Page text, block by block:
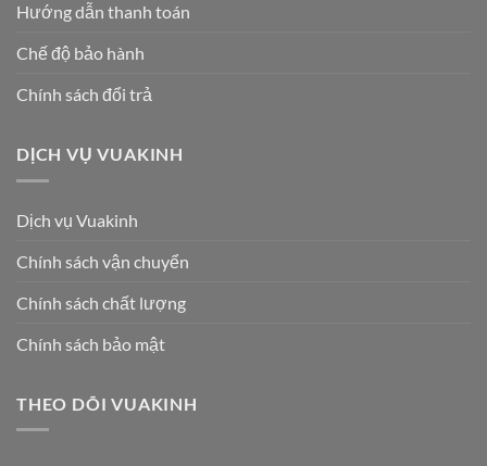
Hướng dẫn thanh toán
Chế độ bảo hành
Chính sách đổi trả
DỊCH VỤ VUAKINH
Dịch vụ Vuakinh
Chính sách vận chuyển
Chính sách chất lượng
Chính sách bảo mật
THEO DÕI VUAKINH